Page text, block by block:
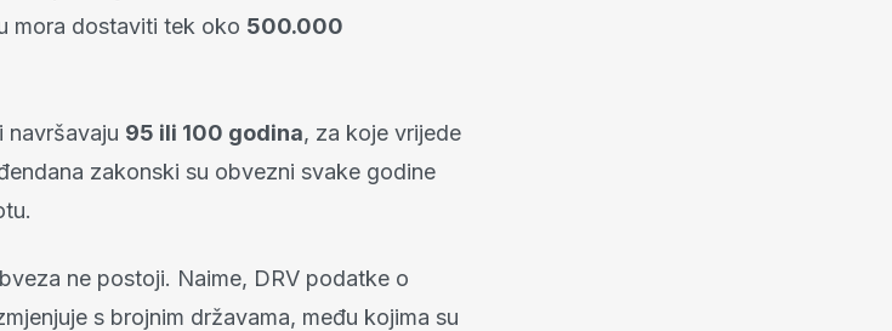
mora dostaviti tek oko 500.000
navršavaju 95 ili 100 godina, za koje vrijede
zakonski su obvezni svake godine
ne postoji. Naime, DRV podatke o
s brojnim državama, među kojima su